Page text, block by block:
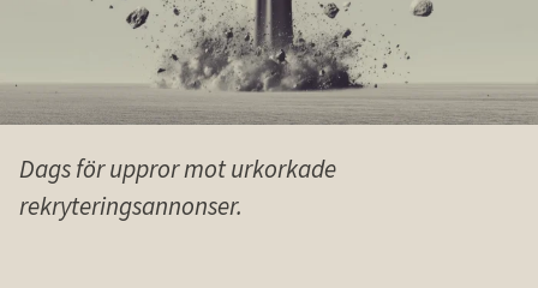
Dags för uppror mot urkorkade
rekryteringsannonser.